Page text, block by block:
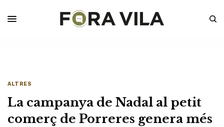
ALTRES
La campanya de Nadal al petit
comerç de Porreres genera més